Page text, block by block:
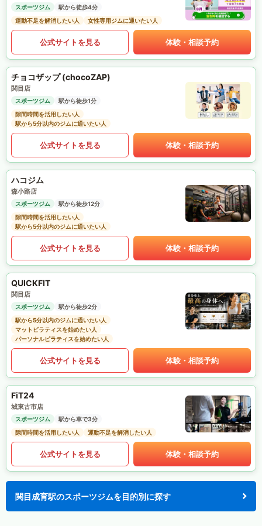
スポーツジム
駅から徒歩4分
運動不足を解消したい人
女性専用ジムに通いたい人
公式サイトを見る 体験・相談予約
チョコザップ (chocoZAP)
関目店
スポーツジム
駅から徒歩1分
隙間時間を活用したい人
駅から5分以内のジムに通いたい人
公式サイトを見る 体験・相談予約
ハコジム
森小路店
スポーツジム
駅から徒歩12分
隙間時間を活用したい人
駅から5分以内のジムに通いたい人
公式サイトを見る 体験・相談予約
QUICKFIT
関目店
スポーツジム
駅から徒歩2分
駅から5分以内のジムに通いたい人
マットピラティスを始めたい人
パーソナルピラティスを始めたい人
公式サイトを見る 体験・相談予約
FiT24
城東古市店
スポーツジム
駅から車で3分
隙間時間を活用したい人
運動不足を解消したい人
公式サイトを見る 体験・相談予約
関目成育駅のスポーツジムを目的別に探す